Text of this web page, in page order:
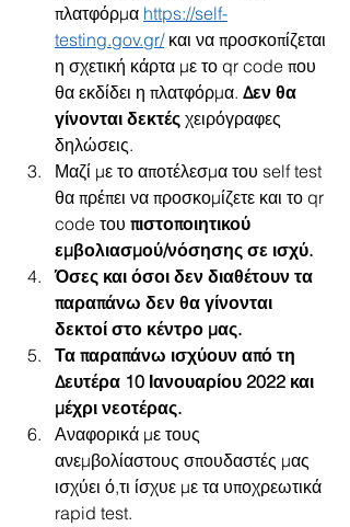
πλατφόρμα https://self-
testing.gov.gr/ και να προσκοπίζεται
η σχετική κάρτα με το qr code που
θα εκδίδει η πλατφόρμα. Δεν θα
γίνονται δεκτές χειρόγραφες
δηλώσεις.
Μαζί με το αποτέλεσμα του self test
θα πρέπει να προσκομίζετε και το qr
code του πιστοποιητικού
εμβολιασμού/νόσησης σε ισχύ.
Όσες και όσοι δεν διαθέτουν τα
παραπάνω δεν θα γίνονται
δεκτοί στο κέντρο μας.
Τα παραπάνω ισχύουν από τη
Δευτέρα 10 Ιανουαρίου 2022 και
μέχρι νεοτέρας.
Αναφορικά με τους
ανεμβολίαστους σπουδαστές μας
ισχύει ό,τι ίσχυε με τα υποχρεωτικά
rapid test.